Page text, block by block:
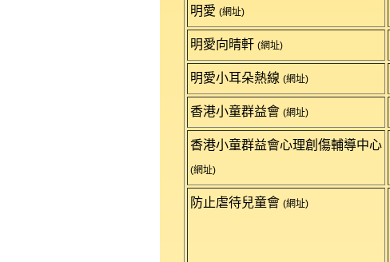
明愛 (網址)
明愛向晴軒 (網址)
明愛小耳朵熱線 (網址)
香港小童群益會 (網址)
香港小童群益會心理創傷輔導中心
(網址)
防止虐待兒童會 (網址)